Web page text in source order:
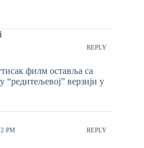
REPLY
филм оставља са
верзији у
PM REPLY